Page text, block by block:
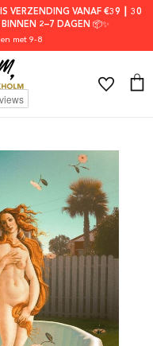
VERZENDING VANAF €39 ┃ 30
2–7 DAGEN 📦✨
met 9-8